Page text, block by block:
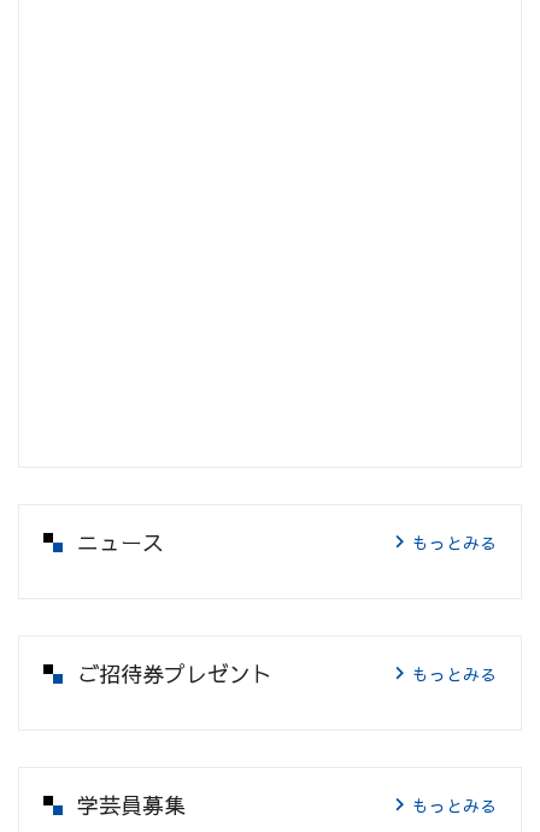
ニュース もっとみる
ご招待券プレゼント もっとみる
学芸員募集 もっとみる